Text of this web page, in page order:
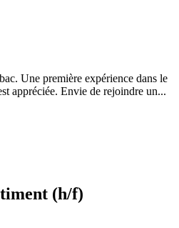
Une première expérience dans le
appréciée. Envie de rejoindre un...
(h/f)